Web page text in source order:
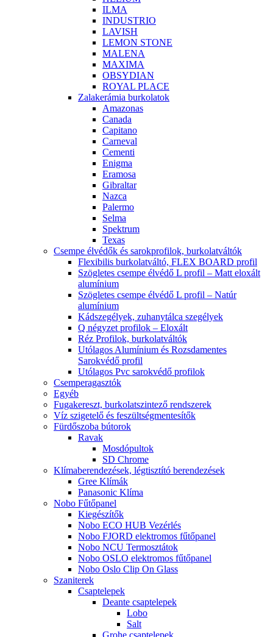
ILMA
INDUSTRIO
LAVISH
LEMON STONE
MALENA
MAXIMA
OBSYDIAN
ROYAL PLACE
Zalakerámia burkolatok
Amazonas
Canada
Capitano
Carneval
Cementi
Enigma
Eramosa
Gibraltar
Nazca
Palermo
Selma
Spektrum
Texas
Csempe élvédők és sarokprofilok, burkolatváltók
Flexibilis burkolatváltó, FLEX BOARD profil
Szögletes csempe élvédő L profil – Matt eloxált
alumínium
Szögletes csempe élvédő L profil – Natúr
alumínium
Kádszegélyek, zuhanytálca szegélyek
Q négyzet profilok – Eloxált
Réz Profilok, burkolatváltók
Utólagos Alumínium és Rozsdamentes
Sarokvédő profil
Utólagos Pvc sarokvédő profilok
Csemperagasztók
Egyéb
Fugakereszt, burkolatszintező rendszerek
Víz szigetelő és feszültségmentesítők
Fürdőszoba bútorok
Ravak
Mosdópultok
SD Chrome
Klímaberendezések, légtisztító berendezések
Gree Klímák
Panasonic Klíma
Nobo Fűtőpanel
Kiegészítők
Nobo ECO HUB Vezérlés
Nobo FJORD elektromos fűtőpanel
Nobo NCU Termosztátok
Nobo OSLO elektromos fűtőpanel
Nobo Oslo Clip On Glass
Szaniterek
Csaptelepek
Deante csaptelepek
Lobo
Salt
Grohe csaptelepek